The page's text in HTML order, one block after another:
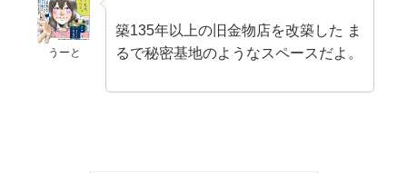
うーと
築135年以上の旧金物店を改築した ま
るで秘密基地のようなスペースだよ。